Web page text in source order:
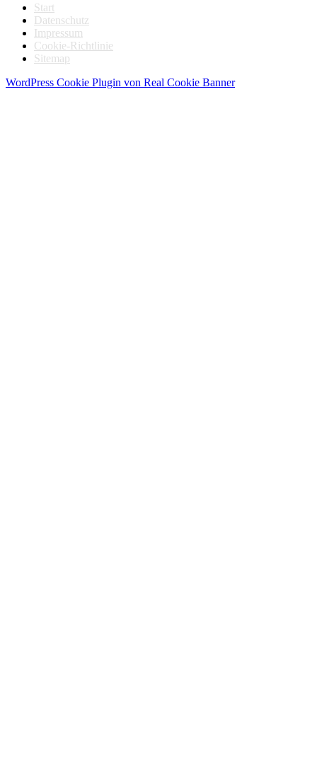
Start
Datenschutz
Impressum
Cookie-Richtlinie
Sitemap
WordPress Cookie Plugin von Real Cookie Banner